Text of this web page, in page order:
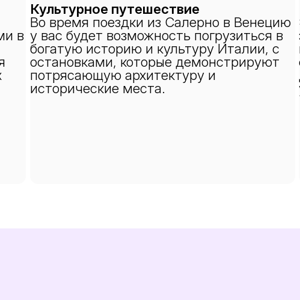
в
Культурное путешествие
Во время поездки из Салерно в Венецию
у вас будет возможность погрузиться в
богатую историю и культуру Италии, с
остановками, которые демонстрируют
потрясающую архитектуру и
исторические места.